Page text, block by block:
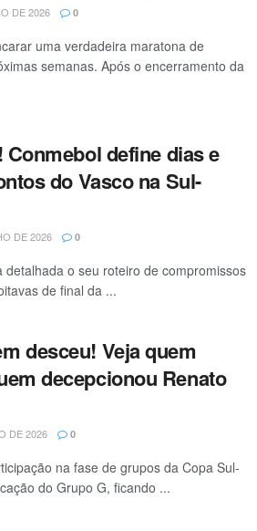
DE 2026 0
uma verdadeira maratona de
semanas. Após o encerramento da
define dias e
do Vasco na Sul-
DE 2026 0
detalhada o seu roteiro de compromissos
de final da ...
desceu! Veja quem
decepcionou Renato
DE 2026 0
na fase de grupos da Copa Sul-
do Grupo G, ficando ...